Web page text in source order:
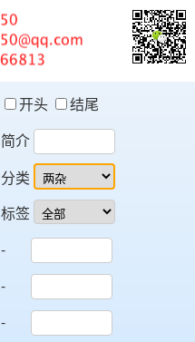
开头
结尾
简介
分类
标签
-
-
-